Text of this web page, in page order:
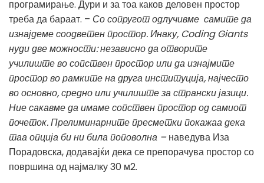
програмирање. Дури и за тоа каков деловен простор
треба да бараат. – Со сопругот одлучивме самите да
изнајдеме соодветен простор. Инаку, Coding Giants
нуди две можности: независно да отворите
училиште во сопствен простор или да изнајмите
простор во рамките на друга институција, најчесто
во основно, средно или училиште за странски јазици.
Ние сакавме да имаме сопствен простор од самиот
почеток. Прелиминарните пресметки покажаа дека
таа опција би ни била поповолна – наведува Иза
Порадовска, додавајќи дека се препорачува простор со
површина од најмалку 30 м2.